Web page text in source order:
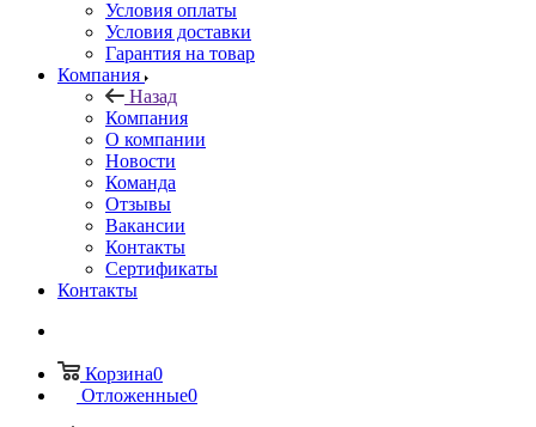
Условия оплаты
Условия доставки
Гарантия на товар
Компания
Назад
Компания
О компании
Новости
Команда
Отзывы
Вакансии
Контакты
Сертификаты
Контакты
Корзина0
Отложенные0